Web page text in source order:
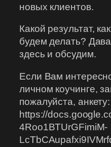
новых клиентов.
Какой результат,
будем делать?
здесь и обсудим.
Если Вам
личном коучинге,
пожалуйста, анкету:
https://
4Roo1BTUrGFimiM-